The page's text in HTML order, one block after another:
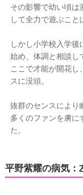
その影響で幼い頃は
して全力で遊ぶこと
しかし小学校入学
始め、体調と相談し
ここで才能が開花し
スに没頭。
抜群のセンスにより
多くのファンを虜に
た。
平野紫耀の病気：